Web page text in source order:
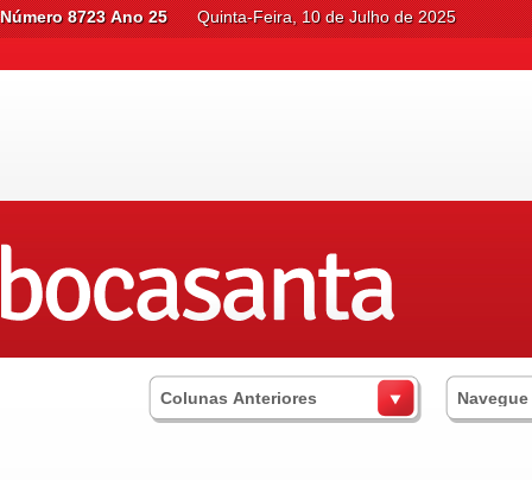
Número 8723 Ano 25 Quinta-Feira, 10 de Julho de 2025
Colunas Anteriores